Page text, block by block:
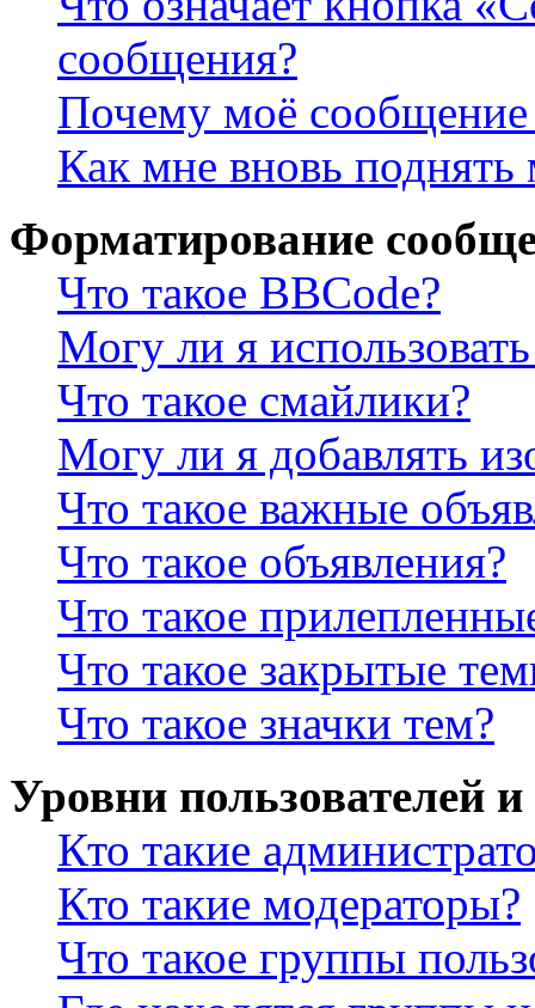
сообщения?
Почему моё сообщение
Как мне вновь
Форматирование
Что такое BBCode?
Могу ли я
Что такое смайлики?
Могу ли я добавлять
Что такое важные
Что такое объявления?
Что такое
Что такое закрытые
Что такое значки тем?
Уровни пользователей
Кто такие
Кто такие модераторы?
Что такое группы